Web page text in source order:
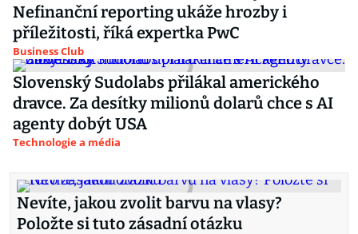
Nefinanční reporting ukáže hrozby i
příležitosti, říká expertka PwC
Business Club
Slovenský Sudolabs přilákal amerického
dravce. Za desítky milionů dolarů chce s AI
agenty dobýt USA
Technologie a média
Nevíte, jakou zvolit barvu na vlasy?
Položte si tuto zásadní otázku